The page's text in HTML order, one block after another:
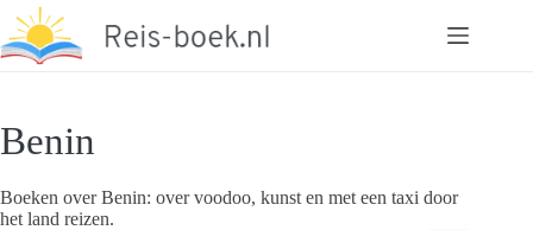
naar
de
Benin
Boeken over Benin: over voodoo, kunst en met een taxi door
het land reizen.